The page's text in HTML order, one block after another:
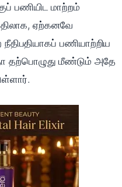
பணியிட மாற்றம்
ஏற்கனவே
பணியாற்றிய
தற்பொழுது மீண்டும் அதே